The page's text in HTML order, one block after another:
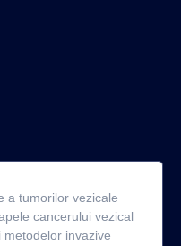
a tumorilor vezicale
cancerului vezical
invazive